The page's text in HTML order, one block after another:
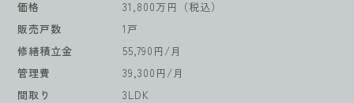
価格
31,800万円（税込）
販売戸数
1戸
修繕積立金
55,790円/月
管理費
39,300円/月
間取り
3LDK